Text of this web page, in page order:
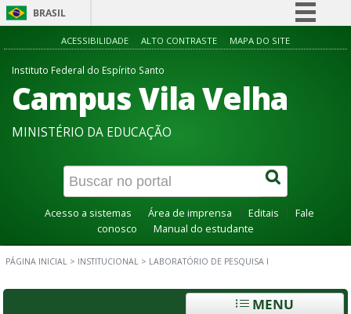
BRASIL
Simplifique!
Participe
Acesso à informação
Canais
ACESSIBILIDADE ALTO CONTRASTE MAPA DO SITE
Instituto Federal do Espírito Santo
Campus Vila Velha
MINISTÉRIO DA EDUCAÇÃO
Acesso a sistemas Área de imprensa Editais
Fale
conosco
Manual do estudante
PÁGINA INICIAL > INSTITUCIONAL > LABORATÓRIO DE PESQUISA I
MENU